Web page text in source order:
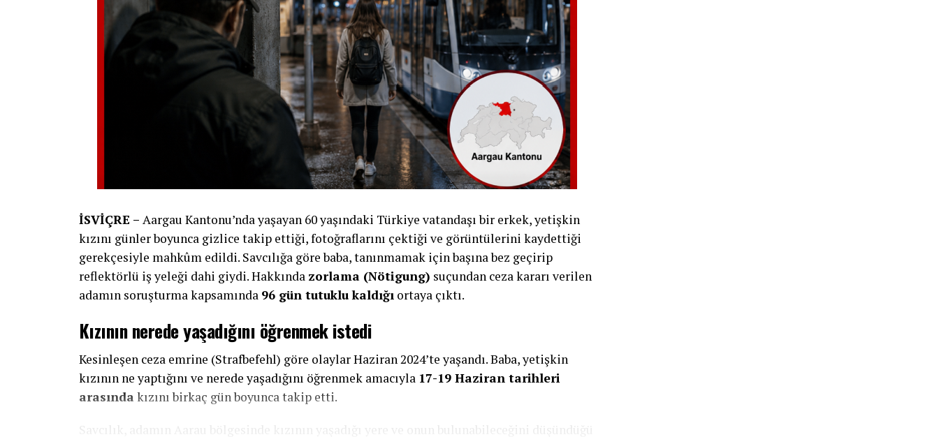
İSVİÇRE – Aargau Kantonu’nda yaşayan 60 yaşındaki Türkiye vatandaşı bir erkek, yetişkin
kızını günler boyunca gizlice takip ettiği, fotoğraflarını çektiği ve görüntülerini kaydettiği
gerekçesiyle mahkûm edildi. Savcılığa göre baba, tanınmamak için başına bez geçirip
reflektörlü iş yeleği dahi giydi. Hakkında zorlama (Nötigung) suçundan ceza kararı verilen
adamın soruşturma kapsamında 96 gün tutuklu kaldığı ortaya çıktı.
Kızının nerede yaşadığını öğrenmek istedi
Kesinleşen ceza emrine (Strafbefehl) göre olaylar Haziran 2024’te yaşandı. Baba, yetişkin
kızının ne yaptığını ve nerede yaşadığını öğrenmek amacıyla 17-19 Haziran tarihleri
arasında kızını birkaç gün boyunca takip etti.